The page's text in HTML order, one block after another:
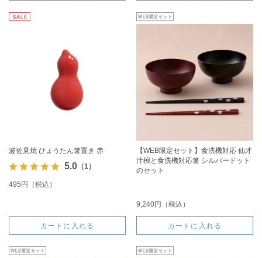
波佐見焼 ひょうたん箸置き 赤
5.0（1）
495円（税込）
カートに入れる
【WEB限定セット】食洗機対応 仙才
汁椀と食洗機対応箸 シルバードット
のセット
9,240円（税込）
カートに入れる